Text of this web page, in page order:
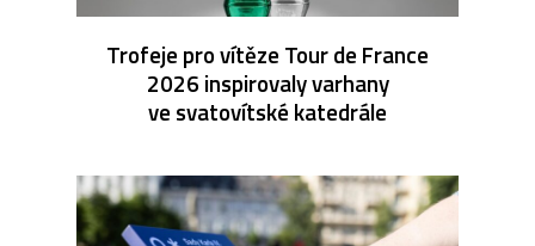
Trofeje pro vítěze Tour de France
2026 inspirovaly varhany
ve svatovítské katedrále